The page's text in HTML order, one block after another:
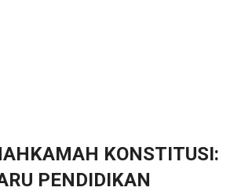
KONSTITUSI:
PENDIDIKAN